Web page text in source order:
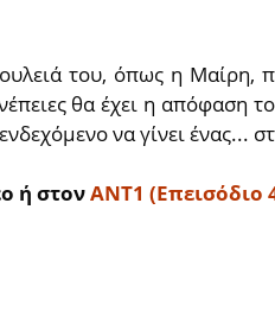
του, όπως η Μαίρη,
θα έχει η απόφαση
να γίνει ένας...
ή στονAΝΤ1 (Επεισόδιο